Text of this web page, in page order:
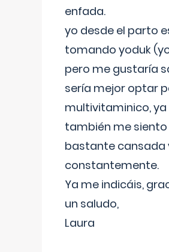
enfada.
yo desde el parto
tomando yoduk
pero me gustaría
sería mejor optar
multivitaminico, ya
también me siento
bastante cansada
constantemente.
Ya me indicáis,
un saludo,
Laura